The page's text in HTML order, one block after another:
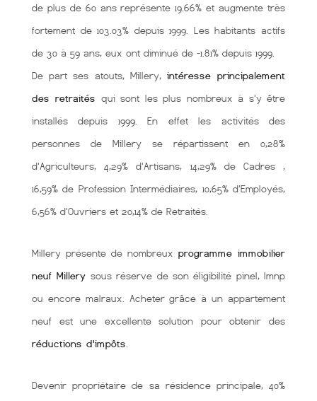
de plus de 60 ans représente 19.66% et augmente très
fortement de 103.03% depuis 1999. Les habitants actifs
de 30 à 59 ans, eux ont diminué de -1.81% depuis 1999.
De part ses atouts, Millery, intéresse principalement
des retraités qui sont les plus nombreux à s'y être
installés depuis 1999. En effet les activités des
personnes de Millery se répartissent en 0,28%
d'Agriculteurs, 4,29% d'Artisans, 14,29% de Cadres ,
16,59% de Profession Intermédiaires, 10,65% d'Employés,
6,56% d'Ouvriers et 20,14% de Retraités.
Millery présente de nombreux programme immobilier
neuf Millery sous réserve de son éligibilité pinel, lmnp
ou encore malraux. Acheter grâce à un appartement
neuf est une excellente solution pour obtenir des
réductions d'impôts
Devenir propriétaire de sa résidence principale, 40%